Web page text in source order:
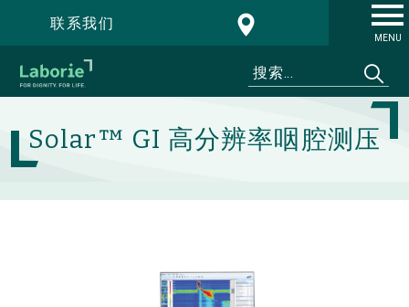
联系我们
MENU
Solar™ GI 高分辨率咽腔测压